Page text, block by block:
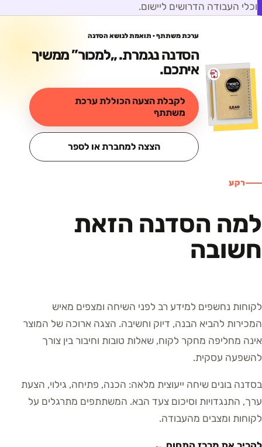
וכלי העבודה הדרושים ליישום.
ערכת משתתף · תואמת לנושא הסדנה
הסדנה נגמרת. „למכור” ממשיך
איתכם.
לקבלת הצעה הכוללת ערכת
משתתף
הצצה למחברת או לספר
רקע
למה הסדנה הזאת
חשובה
לקוחות נחשפים למידע רב לפני השיחה ומצפים מאיש
המכירות להביא הבנה, דיוק וחשיבה. הצגה ארוכה של המוצר
אינה מחליפה מחקר לקוח, שאלות טובות וחיבור בין צורך
להשפעה עסקית.
בסדנה בונים שיחה ייעוצית מלאה: הכנה, פתיחה, גילוי, הצעת
ערך, התנגדויות וסיכום צעד הבא. המשתתפים מתרגלים על
לקוחות ומצבים מהעבודה.